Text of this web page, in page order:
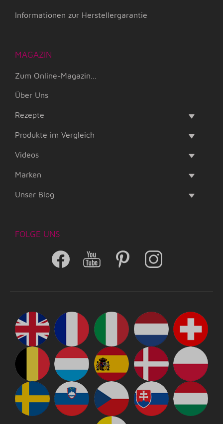
Informationen zur Herstellergarantie
MAGAZIN
Zum Online-Magazin...
Über Uns
Rezepte
Produkte im Vergleich
Videos
Marken
Unser Blog
FOLGE UNS